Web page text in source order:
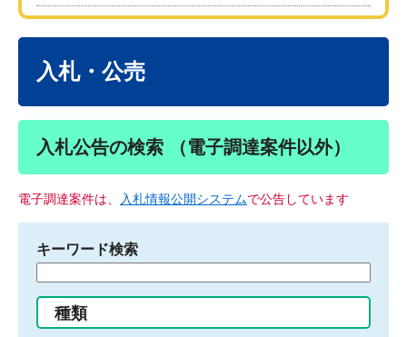
入札・公売
入札公告の検索 （電子調達案件以外）
電子調達案件は、 入札情報公開システムで公告しています
キーワード検索
る
種類